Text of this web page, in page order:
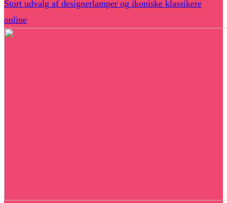
Stort udvalg af designerlamper og ikoniske klassikere
online